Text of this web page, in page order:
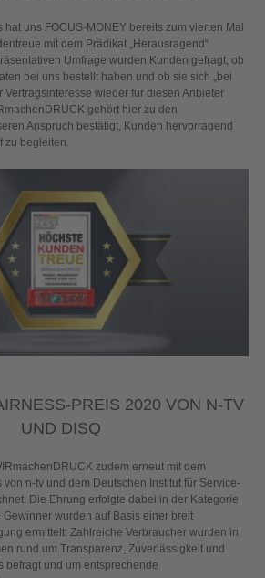
hat uns FOCUS-MONEY bereits zum vierten Mal
mit dem Prädikat „Herausragend“
Umfrage wurden Kunden gefragt, ob
bei uns bestellt haben und ob sie sich „bei
wieder für diesen Anbieter
gehört hier zu den
Anspruch bestätigt, Kunden hervorragend
zu begleiten.
PREIS 2020 VON N-TV
UND DISQ
zudem erneut mit dem
von n-tv und dem Deutschen Institut für Service-
Die Ehrung erfolgte dabei in der Kategorie
Gewinner wurden auf Basis einer breit
ermittelt: Zahlreiche Verbraucher wurden in
rund um Transparenz, Zuverlässigkeit und
befragt und um entsprechende